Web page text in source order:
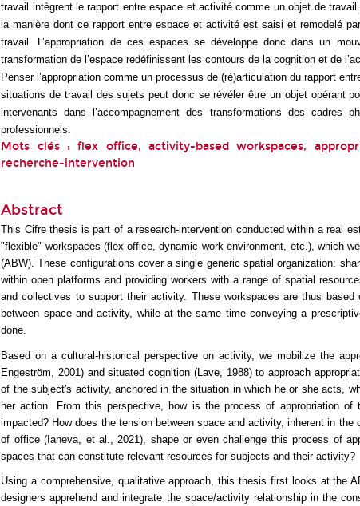
travail intègrent le rapport entre espace et activité comme un objet de
la manière dont ce rapport entre espace et activité est saisi et remodelé
travail. L’appropriation de ces espaces se développe donc dans un
transformation de l’espace redéfinissent les contours de la cognition et de
Penser l’appropriation comme un processus de (ré)articulation du rapport
situations de travail des sujets peut donc se révéler être un objet opérant
intervenants dans l’accompagnement des transformations des cadres
professionnels.
Mots clés : flex office, activity-based workspaces,
recherche-intervention
Abstract
This Cifre thesis is part of a research-intervention conducted within a real
"flexible" workspaces (flex-office, dynamic work environment, etc.), which
(ABW). These configurations cover a single generic spatial organization:
within open platforms and providing workers with a range of spatial
and collectives to support their activity. These workspaces are thus
between space and activity, while at the same time conveying a
done.
Based on a cultural-historical perspective on activity, we mobilize the
Engeström, 2001) and situated cognition (Lave, 1988) to approach
of the subject's activity, anchored in the situation in which he or she acts,
her action. From this perspective, how is the process of appropriation of
impacted? How does the tension between space and activity, inherent in the
of office (Ianeva, et al., 2021), shape or even challenge this process of
spaces that can constitute relevant resources for subjects and their activity?
Using a comprehensive, qualitative approach, this thesis first looks at the
designers apprehend and integrate the space/activity relationship in the